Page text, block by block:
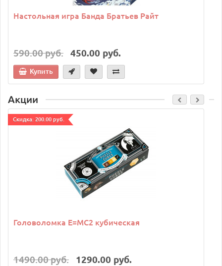
Настольная игра Банда Братьев Райт
590.00 руб. 450.00 руб.
Купить
Акции
Cкидка: 200.00 руб.
Головоломка E=MC2 кубическая
1490.00 руб. 1290.00 руб.